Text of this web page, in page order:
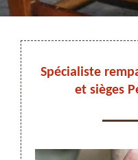
Spécialiste
et sièges